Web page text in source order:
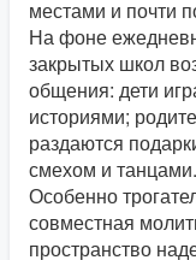
местами и почти
На фоне
закрытых школ
общения: дети
историями;
раздаются
смехом и танцами.
Особенно
совместная
пространство